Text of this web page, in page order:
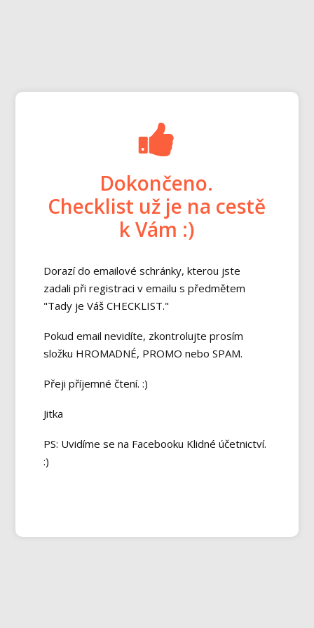
Dokončeno.
Checklist už je na cestě
k Vám :)
Dorazí do emailové schránky, kterou jste
zadali při registraci v emailu s předmětem
"Tady je Váš CHECKLIST."
Pokud email nevidíte, zkontrolujte prosím
složku HROMADNÉ, PROMO nebo SPAM.
Přeji příjemné čtení. :)
Jitka
PS: Uvidíme se na Facebooku Klidné účetnictví.
:)